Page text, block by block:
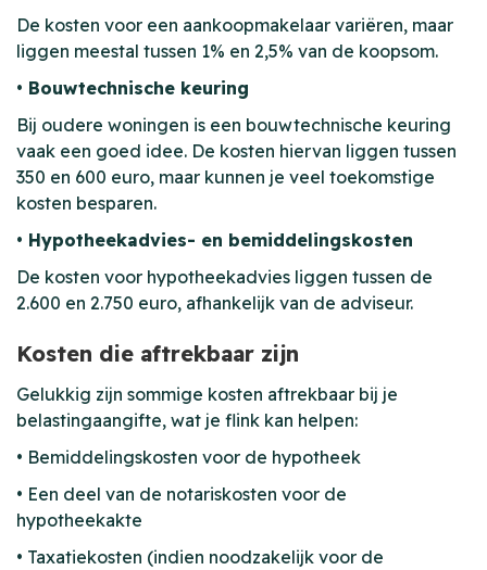
De kosten voor een aankoopmakelaar variëren, maar
liggen meestal tussen 1% en 2,5% van de koopsom.
• Bouwtechnische keuring
Bij oudere woningen is een bouwtechnische keuring
vaak een goed idee. De kosten hiervan liggen tussen
350 en 600 euro, maar kunnen je veel toekomstige
kosten besparen.
• Hypotheekadvies- en bemiddelingskosten
De kosten voor hypotheekadvies liggen tussen de
2.600 en 2.750 euro, afhankelijk van de adviseur.
Kosten die aftrekbaar zijn
Gelukkig zijn sommige kosten aftrekbaar bij je
belastingaangifte, wat je flink kan helpen:
• Bemiddelingskosten voor de hypotheek
• Een deel van de notariskosten voor de
hypotheekakte
• Taxatiekosten (indien noodzakelijk voor de